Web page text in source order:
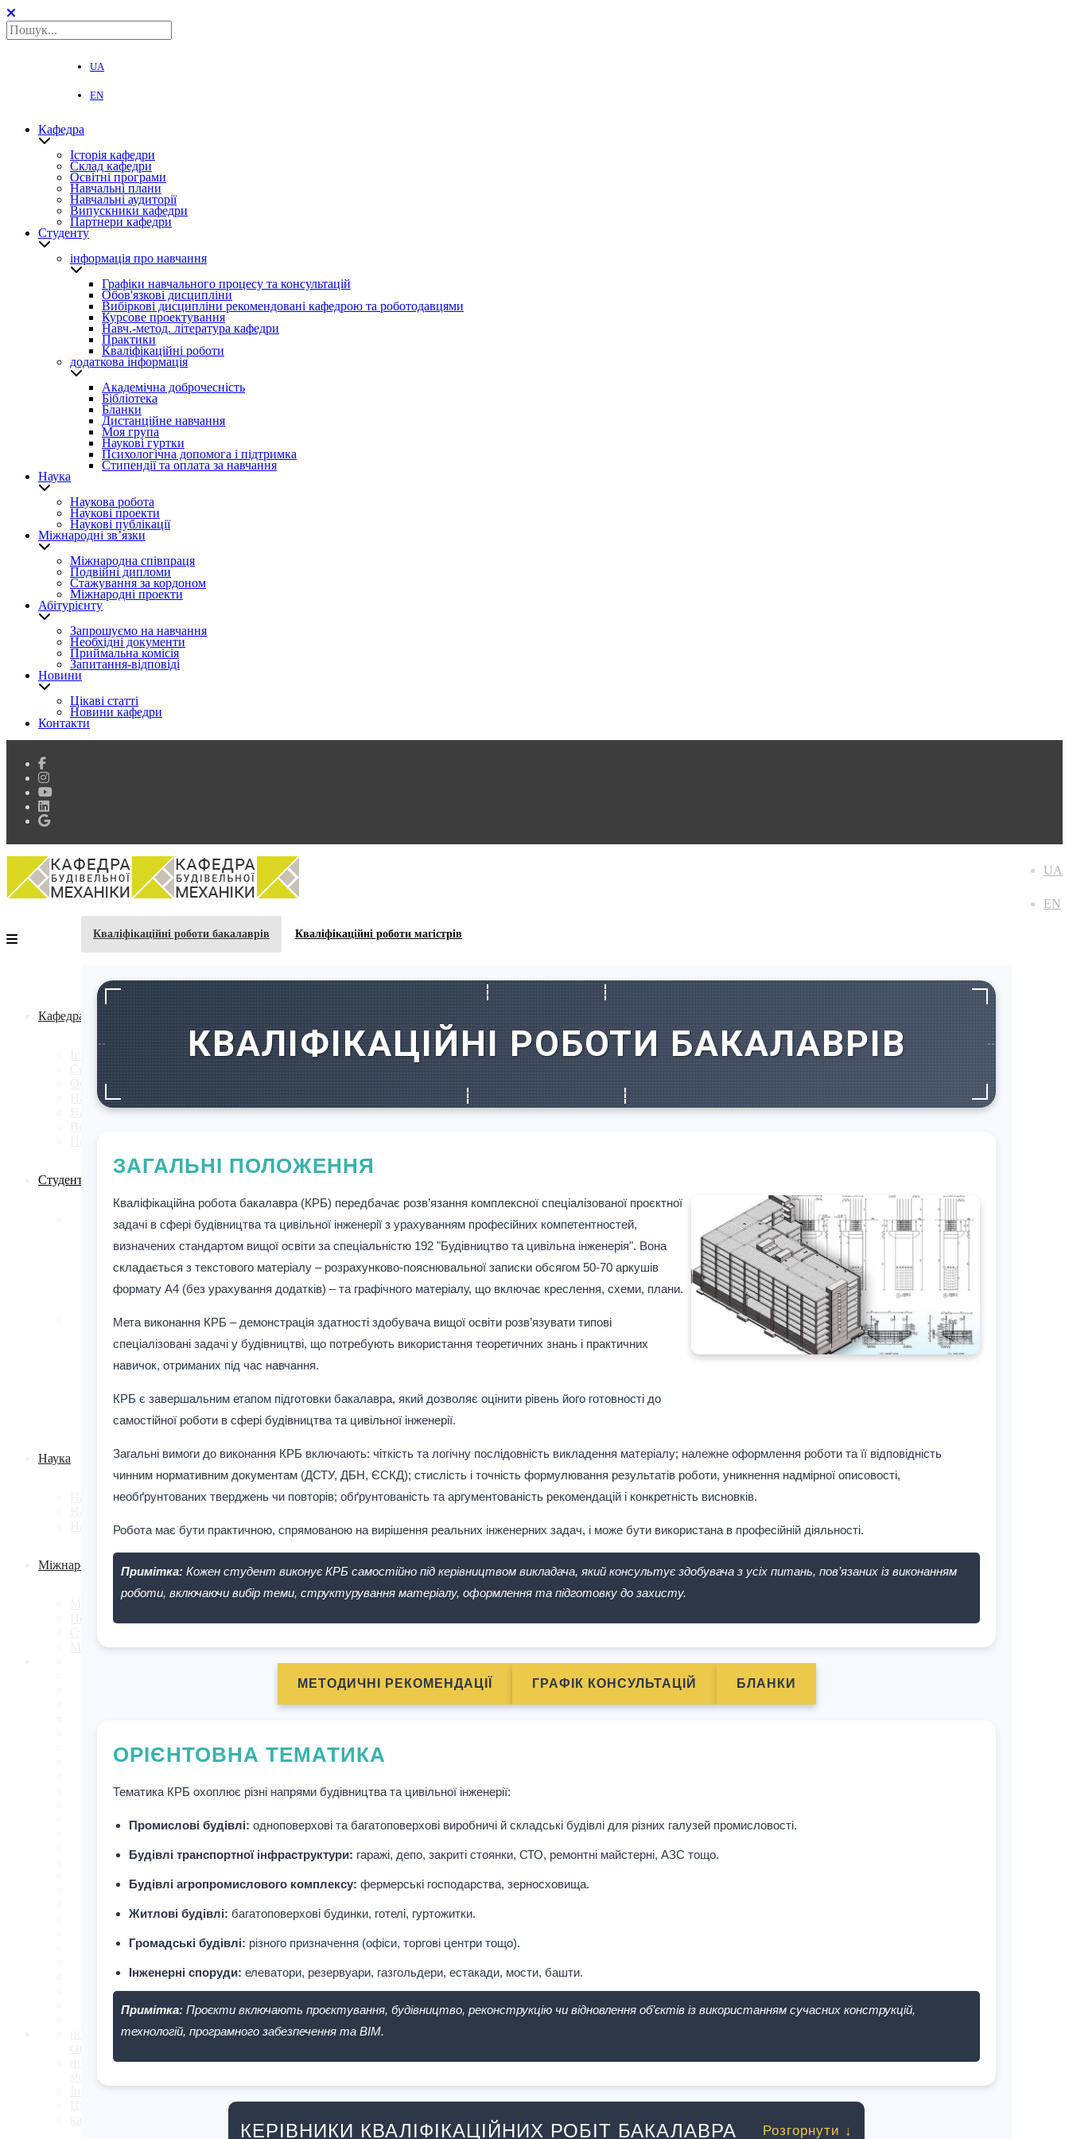
UA
EN
Кафедра
Історія кафедри
Склад кафедри
Освітні програми
Навчальні плани
Навчальні аудиторії
Випускники кафедри
Партнери кафедри
Студенту
інформація про навчання
Графіки навчального процесу та консультацій
Обов'язкові дисципліни
Вибіркові дисципліни рекомендовані кафедрою та роботодавцями
Курсове проектування
Навч.-метод. література кафедри
Практики
Кваліфікаційні роботи
додаткова інформація
Академічна доброчесність
Бібліотека
Бланки
Дистанційне навчання
Моя група
Наукові гуртки
Психологічна допомога і підтримка
Стипендії та оплата за навчання
Наука
Наукова робота
Наукові проекти
Наукові публікації
Міжнародні зв’язки
Міжнародна співпраця
Подвійні дипломи
Стажування за кордоном
Міжнародні проекти
Абітурієнту
Запрошуємо на навчання
Необхідні документи
Приймальна комісія
Запитання-відповіді
Новини
Цікаві статті
Новини кафедри
Контакти
UA
EN
Кафедра
Освітні програми
Навчальні плани
Навчальні аудиторії
Студенту
Графіки навчального процесу та консультацій
Обов'язкові дисципліни
Вибіркові дисципліни рекомендовані кафедрою та роботодавцями
Навч.-метод. література кафедри
Практики
Академічна доброчесність
Бланки
Дистанційне навчання
Психологічна допомога і підтримка
Стипендії та оплата за навчання
Наука
Наукова робота
Наукові публікації
Міжнародні зв’язки
Міжнародна співпраця
Подвійні дипломи
Міжнародні проекти
новини міжнародної
новини кафедри будівельної
Кваліфікаційні роботи бакалаврів Кваліфікаційні роботи магістрів
КВАЛІФІКАЦІЙНІ РОБОТИ БАКАЛАВРІВ
ЗАГАЛЬНІ ПОЛОЖЕННЯ
Кваліфікаційна робота бакалавра (КРБ) передбачає розв’язання комплексної спеціалізованої проєктної
задачі в сфері будівництва та цивільної інженерії з урахуванням професійних компетентностей,
визначених стандартом вищої освіти за спеціальністю 192 "Будівництво та цивільна інженерія". Вона
складається з текстового матеріалу – розрахунково-пояснювальної записки обсягом 50-70 аркушів
формату А4 (без урахування додатків) – та графічного матеріалу, що включає креслення, схеми, плани.
Мета виконання КРБ – демонстрація здатності здобувача вищої освіти розв’язувати типові
спеціалізовані задачі у будівництві, що потребують використання теоретичних знань і практичних
навичок, отриманих під час навчання.
КРБ є завершальним етапом підготовки бакалавра, який дозволяє оцінити рівень його готовності до
самостійної роботи в сфері будівництва та цивільної інженерії.
Загальні вимоги до виконання КРБ включають: чіткість та логічну послідовність викладення матеріалу; належне оформлення роботи та її відповідність
чинним нормативним документам (ДСТУ, ДБН, ЄСКД); стислість і точність формулювання результатів роботи, уникнення надмірної описовості,
необґрунтованих тверджень чи повторів; обґрунтованість та аргументованість рекомендацій і конкретність висновків.
Робота має бути практичною, спрямованою на вирішення реальних інженерних задач, і може бути використана в професійній діяльності.
Примітка: Кожен студент виконує КРБ самостійно під керівництвом викладача, який консультує здобувача з усіх питань, пов’язаних із виконанням
роботи, включаючи вибір теми, структурування матеріалу, оформлення та підготовку до захисту.
МЕТОДИЧНІ РЕКОМЕНДАЦІЇ ГРАФІК КОНСУЛЬТАЦІЙ БЛАНКИ
ОРІЄНТОВНА ТЕМАТИКА
Тематика КРБ охоплює різні напрями будівництва та цивільної інженерії:
Промислові будівлі: одноповерхові та багатоповерхові виробничі й складські будівлі для різних галузей промисловості.
Будівлі транспортної інфраструктури: гаражі, депо, закриті стоянки, СТО, ремонтні майстерні, АЗС тощо.
Будівлі агропромислового комплексу: фермерські господарства, зерносховища.
Житлові будівлі: багатоповерхові будинки, готелі, гуртожитки.
Громадські будівлі: різного призначення (офіси, торгові центри тощо).
Інженерні споруди: елеватори, резервуари, газгольдери, естакади, мости, башти.
Примітка: Проєкти включають проєктування, будівництво, реконструкцію чи відновлення об’єктів із використанням сучасних конструкцій,
технологій, програмного забезпечення та BIM.
КЕРІВНИКИ КВАЛІФІКАЦІЙНИХ РОБІТ БАКАЛАВРА